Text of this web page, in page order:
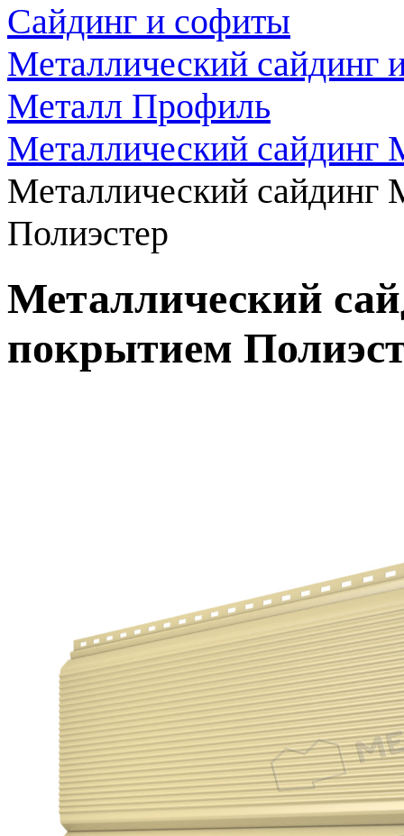
Сайдинг и софиты
Металлический сайдинг
Металл Профиль
Металлический
Металлический
Полиэстер
Металлический
покрытием